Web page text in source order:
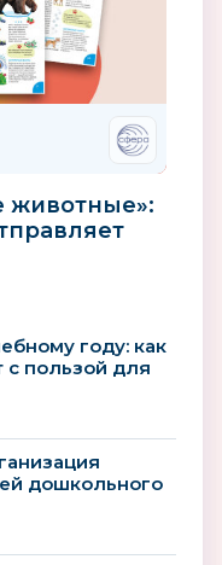
году: как
с пользой для
дошкольного